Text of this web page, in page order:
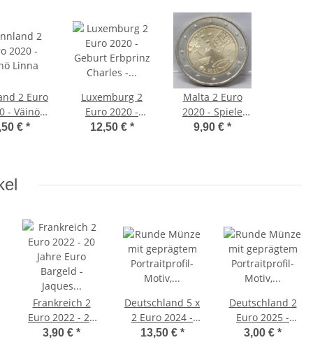
2 Euro
- Väinö
€ *
Luxemburg 2
Euro 2020 -
Geburt Erbprinz
12,50 € *
Malta 2 Euro
2020 - Spiele
unc.
9,90 € *
Frankreich 2
Euro 2022 - 20
Jahre Euro
3,90 € *
Deutschland 5 x
2 Euro 2024 -
Mecklenburg-
13,50 € *
Deutschland 2
Euro 2025 -
Saarland -
3,00 € *